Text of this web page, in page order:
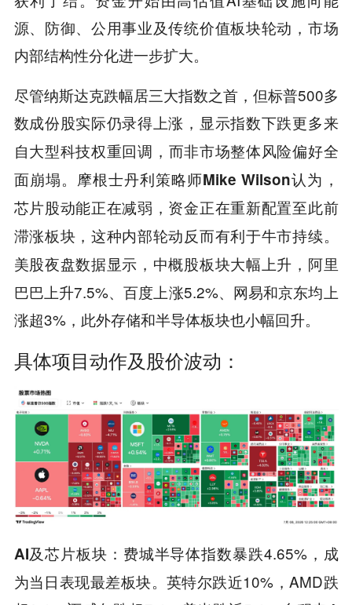
源、防御、公用事业及传统价值板块轮动，市场
内部结构性分化进一步扩大。
尽管纳斯达克跌幅居三大指数之首，但标普500多
数成份股实际仍录得上涨，显示指数下跌更多来
自大型科技权重回调 ，而非市场整体风险偏好全
面崩塌。 摩根士丹利策略师Mike Wilson认为，
芯片股动能正在减弱，资金正在重新配置至此前
滞涨板块，这种内部轮动反而有利于牛市持续。
美股夜盘数据显示，中概股板块大幅上升 ，阿里
巴巴上升7.5%、百度上涨5.2%、网易和京东均上
涨超3%，此外存储和半导体板块也小幅回升。
具体项目动作及股价波动：
AI及芯片板块： 费城半导体指数暴跌4.65%，成
为当日表现最差板块。英特尔跌近10%，AMD跌